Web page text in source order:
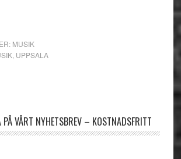
MUSIK
, UPPSALA
PÅ VÅRT NYHETSBREV – KOSTNADSFRITT